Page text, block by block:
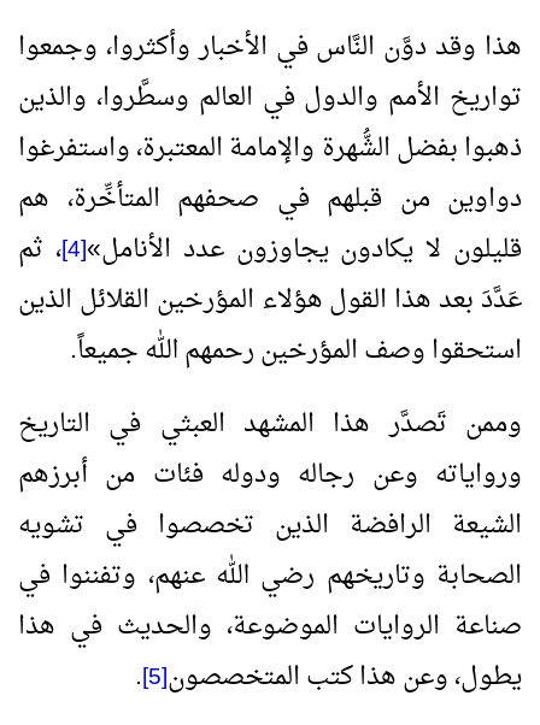
هذا وقد دوَّن النَّاس في الأخبار وأكثروا، وجمعوا
تواريخ الأمم والدول في العالم وسطَّروا، والذين
ذهبوا بفضل الشُّهرة والإمامة المعتبرة، واستفرغوا
دواوين من قبلهم في صحفهم المتأخِّرة، هم
قليلون لا يكادون يجاوزون عدد الأنامل»
[4] ، ثم
عَدَّدَ بعد هذا القول هؤلاء المؤرخين القلائل الذين
استحقوا وصف المؤرخين رحمهم الله جميعاً.
وممن تَصدَّر هذا المشهد العبثي في التاريخ
ورواياته وعن رجاله ودوله فئات من أبرزهم
الشيعة الرافضة الذين تخصصوا في تشويه
الصحابة وتاريخهم رضي الله عنهم، وتفننوا في
صناعة الروايات الموضوعة، والحديث في هذا
يطول، وعن هذا كتب المتخصصون[5]
.